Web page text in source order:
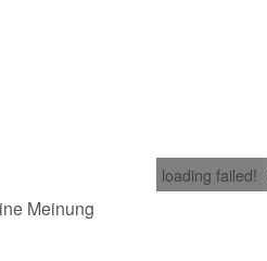
loading failed!
Meinung